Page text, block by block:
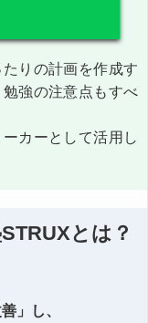
りの計画を作成す
強の注意点もすべ
カーとして活用し
とは？
」し、